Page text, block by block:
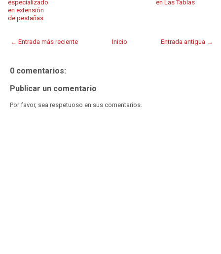
especializado
en extensión
de pestañas
en Las Tablas
← Entrada más reciente Entrada antigua →
Inicio
0 comentarios:
Publicar un comentario
Por favor, sea respetuoso en sus comentarios.